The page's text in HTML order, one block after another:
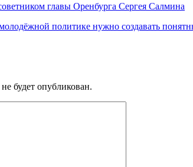
главы Оренбурга Сергея Салмина
политике нужно создавать
будет опубликован.